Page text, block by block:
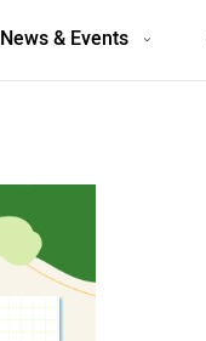
News & Events